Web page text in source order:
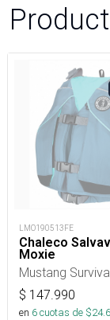
LMO190513FE
Chaleco
Moxie
Mustang
$ 147.990
en 6cuotas de $